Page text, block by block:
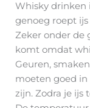
Whisky drinken
genoeg roept
Zeker onder de
komt omdat
Geuren,
moeten goed in
zijn. Zodra je ijs